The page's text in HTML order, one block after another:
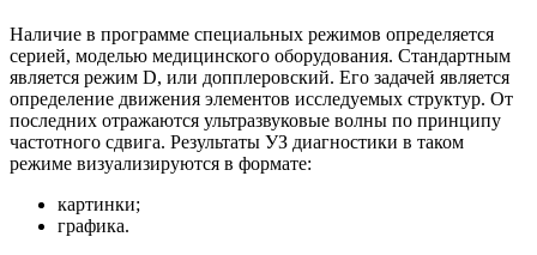
Наличие в программе специальных режимов определяется
серией, моделью медицинского оборудования. Стандартным
является режим D, или допплеровский. Его задачей является
определение движения элементов исследуемых структур. От
последних отражаются ультразвуковые волны по принципу
частотного сдвига. Результаты УЗ диагностики в таком
режиме визуализируются в формате:
картинки;
графика.